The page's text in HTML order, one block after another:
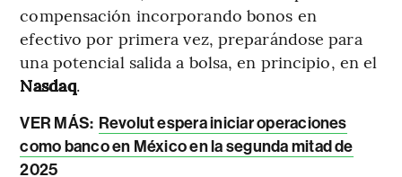
compensación incorporando bonos en
efectivo por primera vez, preparándose para
una potencial salida a bolsa, en principio, en el
Nasdaq.
VER MÁS: Revolut espera iniciar operaciones
como banco en México en la segunda mitad de
2025